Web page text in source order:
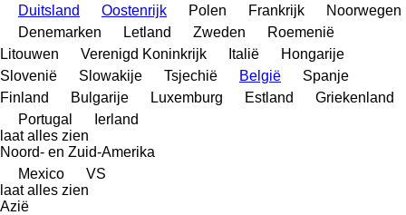
Duitsland
Oostenrijk Polen Frankrijk
Noorwegen
Denemarken
Letland Zweden
Roemenië
Litouwen
Verenigd Koninkrijk Italië
Hongarije
Slovenië
Slowakije Tsjechië België
Spanje
Finland
Bulgarije Luxemburg Estland
Griekenland
Portugal
Ierland
laat alles zien
Noord- en Zuid-Amerika
Mexico
VS
laat alles zien
Azië